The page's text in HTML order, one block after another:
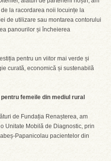
la racordarea noii locuințe la
de utilizare sau montarea contorului
panourilor și încheierea
pentru un viitor mai verde și
curată, economică și sustenabilă
femeile din mediul rural
de Fundația Renașterea, am
Unitate Mobilă de Diagnostic, prin
Papanicolau pacientelor din